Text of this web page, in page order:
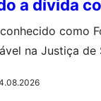
a dívida
como
na Justiça de
do Poder de